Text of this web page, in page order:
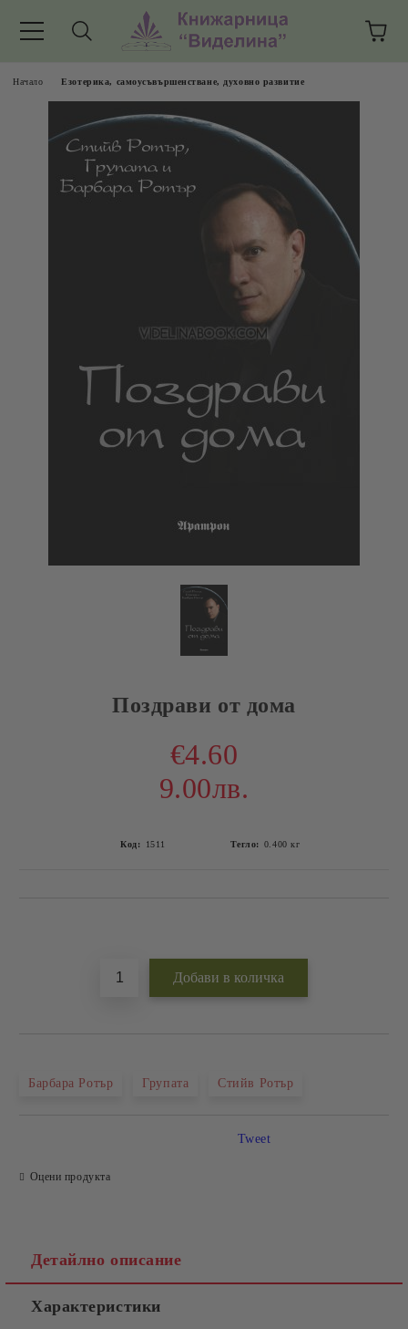
Начало Езотерика, самоусъвършенстване, духовно развитие
Поздрави от дома
€4.60
9.00лв.
Код: 1511 Тегло: 0.400 кг
Барбара Ротър Групата Стийв Ротър
Оцени продукта
Tweet
Детайлно описание
Характеристики